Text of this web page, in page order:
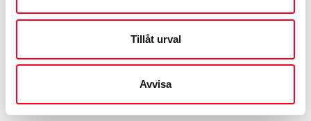
Tillåt urval
Avvisa